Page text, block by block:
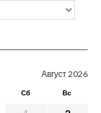
Август 2026
Сб Вс